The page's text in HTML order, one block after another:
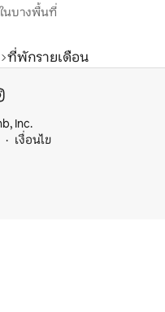
นบางพื้นที่
ที่พักรายเดือน
Inc.
เงื่อนไข